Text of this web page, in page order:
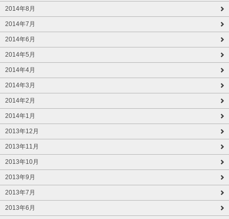
2014年8月
2014年7月
2014年6月
2014年5月
2014年4月
2014年3月
2014年2月
2014年1月
2013年12月
2013年11月
2013年10月
2013年9月
2013年7月
2013年6月